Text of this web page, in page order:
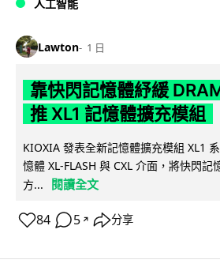
人工智能
Lawton 1 日
靠快閃記憶體紓緩
推 XL1 記憶體擴充模組
KIOXIA 發表全新記憶體擴充模組 XL1
憶體 XL-FLASH 與 CXL 介面，將快閃
方...
閱讀全文
84 5 ↗ 分享